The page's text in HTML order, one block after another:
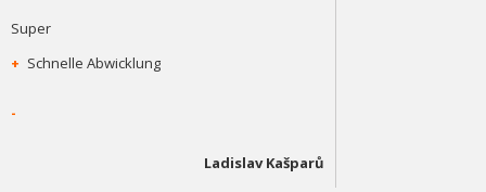
Super
+ Schnelle Abwicklung
-
Ladislav Kašparů